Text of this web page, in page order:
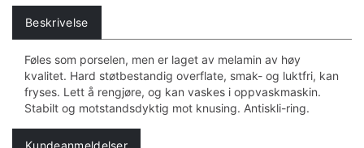
Beskrivelse
Føles som porselen, men er laget av melamin av høy
kvalitet. Hard støtbestandig overflate, smak- og luktfri, kan
fryses. Lett å rengjøre, og kan vaskes i oppvaskmaskin.
Stabilt og motstandsdyktig mot knusing. Antiskli-ring.
Kundeanmeldelser